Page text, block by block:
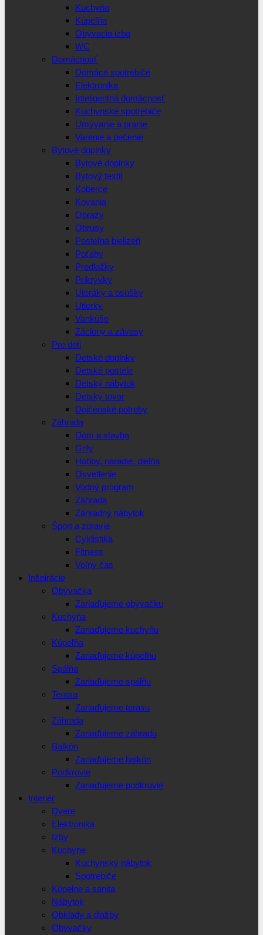
Kuchyňa
Kúpeľňa
Obývacia izba
WC
Domácnosť
Domáce spotrebiče
Elektronika
Inteligentná domácnosť
Kuchynské spotrebiče
Umývanie a pranie
Varenie a pečenie
Bytové doplnky
Bytové doplnky
Bytový textil
Koberce
Kovania
Obrazy
Obrusy
Posteľná bielizeň
Poťahy
Predložky
Prikrývky
Uteráky a osušky
Utierky
Vankúše
Záclony a závesy
Pre deti
Detské doplnky
Detské postele
Detský nábytok
Detský tovar
Dojčenské potreby
Záhrada
Dom a stavba
Grily
Hobby, náradie, dielňa
Osvetlenie
Vodný program
Záhrada
Záhradný nábytok
Šport a zdravie
Cyklistika
Fitness
Voľný čas
Inšpirácie
Obývačka
Zariaďujeme obývačku
Kuchyňa
Zariaďujeme kuchyňu
Kúpeľňa
Zariaďujeme kúpeľňu
Spálňa
Zariaďujeme spálňu
Terasa
Zariaďujeme terasu
Záhrada
Zariaďujeme záhradu
Balkón
Zariaďujeme balkón
Podkrovie
Zariaďujeme podkrovie
Interiér
Dvere
Elektronika
Izby
Kuchyne
Kuchynský nábytok
Spotrebiče
Kúpelne a sanita
Nábytok
Obklady a dlažby
Obývačky